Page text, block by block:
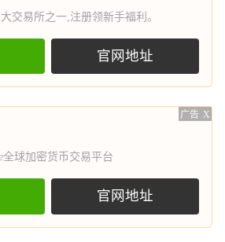
交易所之一,注册领新手福利。
官网地址
广告 X
全球加密货币交易平台
官网地址